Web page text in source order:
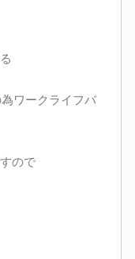
ワークライフバ
ので